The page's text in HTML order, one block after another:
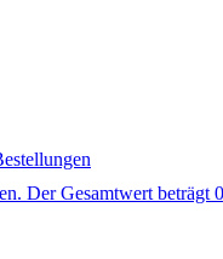
Der Gesamtwert beträgt